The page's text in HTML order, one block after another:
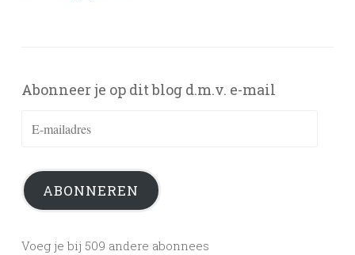
Abonneer je op dit blog d.m.v. e-mail
ABONNEREN
Voeg je bij 509 andere abonnees